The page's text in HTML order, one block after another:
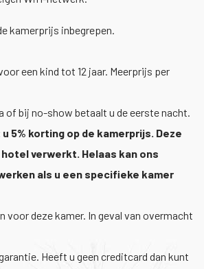
kamerprijs inbegrepen.
een kind tot 12 jaar. Meerprijs per
bij no-show betaalt u de eerste nacht.
5% korting op de kamerprijs. Deze
verwerkt. Helaas kan ons
als u een specifieke kamer
voor deze kamer. In geval van overmacht
Heeft u geen creditcard dan kunt